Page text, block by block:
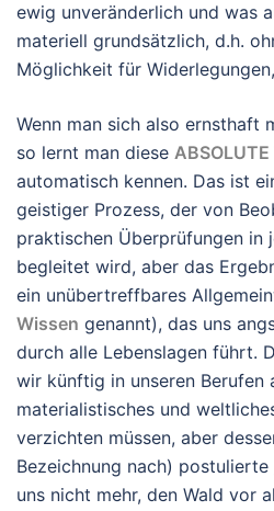
ewig unveränderlich und was
materiell grundsätzlich, d.h.
Möglichkeit für
Wenn man sich also ernsthaft
so lernt man diese ABSOLUTE
automatisch kennen. Das ist
geistiger Prozess, der von
praktischen Überprüfungen in
begleitet wird, aber das
ein unübertreffbares
Wissen genannt), das uns
durch alle Lebenslagen führt.
wir künftig in unseren Berufen
materialistisches und
verzichten müssen, aber
Bezeichnung nach) postulierte
uns nicht mehr, den Wald vor